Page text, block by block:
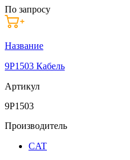
По запросу
Название
9P1503 Кабель
Артикул
9P1503
Производитель
CAT